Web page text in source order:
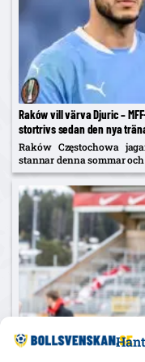
Raków vill värva Djuric –
stortrivs sedan den nya
Raków Częstochowa
stannar denna sommar